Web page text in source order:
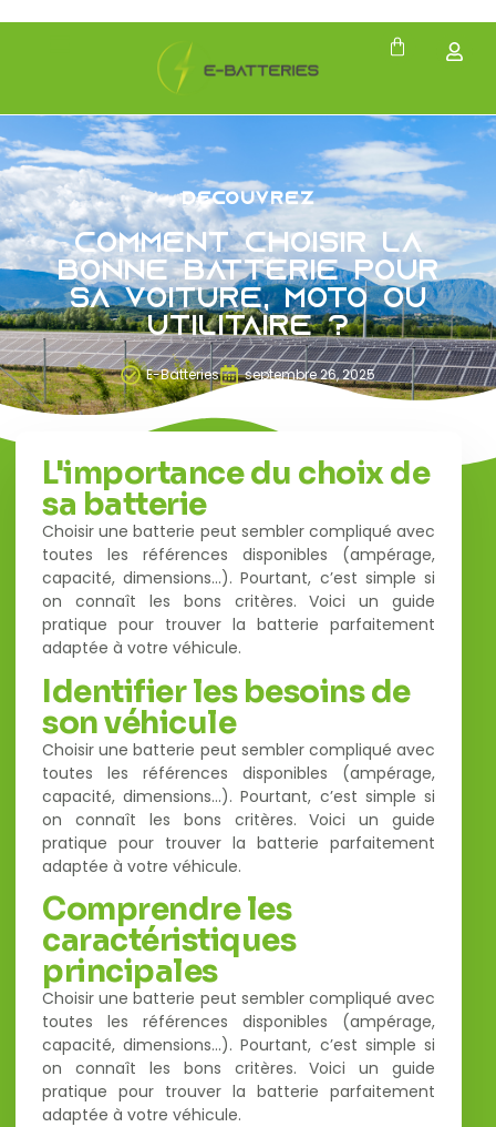
Découvrez
Comment choisir la
bonne batterie pour
sa voiture, moto ou
utilitaire ?​
E-Batteries septembre 26, 2025
L'importance du choix de
sa batterie
Choisir une batterie peut sembler compliqué avec
toutes les références disponibles (ampérage,
capacité, dimensions…). Pourtant, c’est simple si
on connaît les bons critères. Voici un guide
pratique pour trouver la batterie parfaitement
adaptée à votre véhicule.
Identifier les besoins de
son véhicule
Choisir une batterie peut sembler compliqué avec
toutes les références disponibles (ampérage,
capacité, dimensions…). Pourtant, c’est simple si
on connaît les bons critères. Voici un guide
pratique pour trouver la batterie parfaitement
adaptée à votre véhicule.
Comprendre les
caractéristiques
principales
Choisir une batterie peut sembler compliqué avec
toutes les références disponibles (ampérage,
capacité, dimensions…). Pourtant, c’est simple si
on connaît les bons critères. Voici un guide
pratique pour trouver la batterie parfaitement
adaptée à votre véhicule.